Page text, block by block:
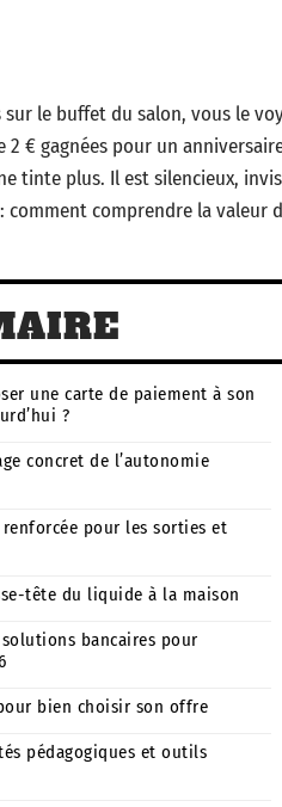
le buffet du salon, vous le
2 € gagnées pour un
tinte plus. Il est silencieux,
comment comprendre la valeur
une carte de paiement à son
?
concret de l’autonomie
renforcée pour les sorties et
tête du liquide à la maison
bancaires pour
bien choisir son offre
pédagogiques et outils